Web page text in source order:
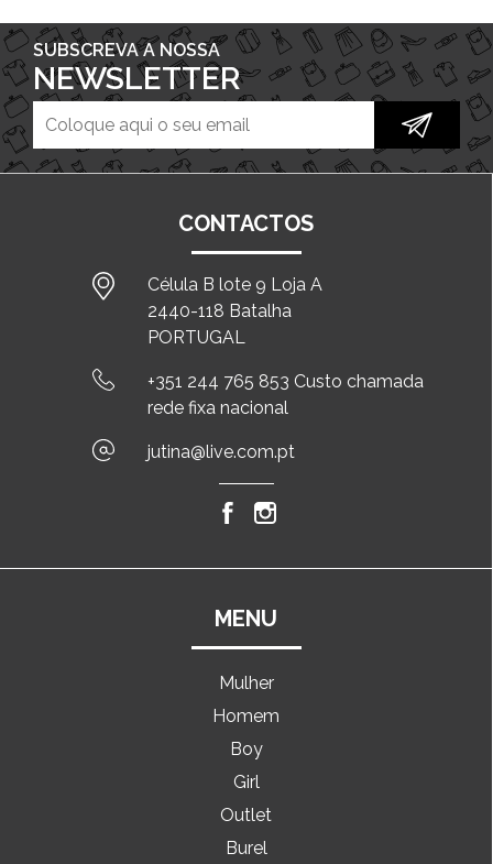
SUBSCREVA A NOSSA
NEWSLETTER
CONTACTOS
Célula B lote 9 Loja A
2440-118 Batalha
PORTUGAL
+351 244 765 853 Custo chamada
rede fixa nacional
jutina@live.com.pt
MENU
Mulher
Homem
Boy
Girl
Outlet
Burel